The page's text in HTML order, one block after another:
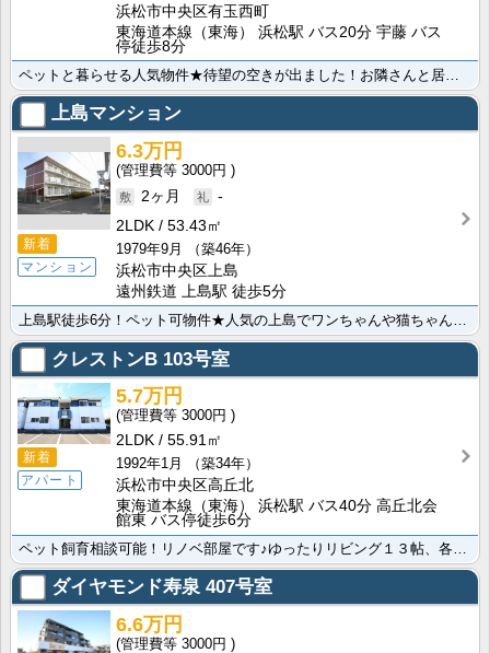
浜松市中央区有玉西町
東海道本線（東海） 浜松駅 バス20分 宇藤 バス
停徒歩8分
上島マンション
新着
マンション
6.3万円
3000円
2ヶ月
-
2LDK
53.43㎡
1979年9月
（築46年）
浜松市中央区上島
遠州鉄道 上島駅 徒歩5分
クレストンB 103号室
新着
アパート
5.7万円
3000円
2LDK
55.91㎡
1992年1月
（築34年）
浜松市中央区高丘北
東海道本線（東海） 浜松駅 バス40分 高丘北会
館東 バス停徒歩6分
ダイヤモンド寿泉 407号室
6.6万円
3000円